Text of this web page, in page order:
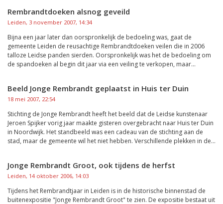
Rembrandtdoeken alsnog geveild
Leiden, 3 november 2007, 14:34
Bijna een jaar later dan oorspronkelijk de bedoeling was, gaat de
gemeente Leiden de reusachtige Rembrandtdoeken veilen die in 2006
talloze Leidse panden sierden. Oorspronkelijk was het de bedoeling om
de spandoeken al begin dit jaar via een veiling te verkopen, maar...
Beeld Jonge Rembrandt geplaatst in Huis ter Duin
18 mei 2007, 22:54
Stichting de Jonge Rembrandt heeft het beeld dat de Leidse kunstenaar
Jeroen Spijker vorig jaar maakte gisteren overgebracht naar Huis ter Duin
in Noordwijk. Het standbeeld was een cadeau van de stichting aan de
stad, maar de gemeente wil het niet hebben. Verschillende plekken in de...
Jonge Rembrandt Groot, ook tijdens de herfst
Leiden, 14 oktober 2006, 14:03
Tijdens het Rembrandtjaar in Leiden is in de historische binnenstad de
buitenexpositie "Jonge Rembrandt Groot" te zien. De expositie bestaat uit